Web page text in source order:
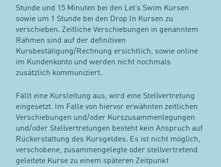
Stunde und 15 Minuten bei den Let’s Swim Kursen
sowie um 1 Stunde bei den Drop In Kursen zu
verschieben. Zeitliche Verschiebungen in genanntem
Rahmen sind auf der definitiven
Kursbestätigung/Rechnung ersichtlich, sowie online
im Kundenkonto und werden nicht nochmals
zusätzlich kommuniziert.
Fällt eine Kursleitung aus, wird eine Stellvertretung
eingesetzt. Im Falle von hiervor erwähnten zeitlichen
Verschiebungen und/oder Kurszusammenlegungen
und/oder Stellvertretungen besteht kein Anspruch auf
Rückerstattung des Kursgeldes. Es ist nicht möglich,
verschobene, zusammengelegte oder stellvertretend
geleitete Kurse zu einem späteren Zeitpunkt